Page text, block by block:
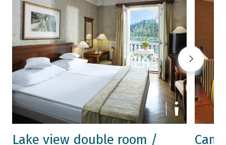
Lake view double room /